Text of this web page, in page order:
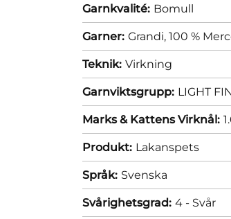
Garnkvalité: Bomull
Garner: Grandi, 100 %
Teknik: Virkning
Garnviktsgrupp: LIGHT
Marks & Kattens Virknål:
Produkt: Lakanspets
Språk: Svenska
Svårighetsgrad: 4 - Svår